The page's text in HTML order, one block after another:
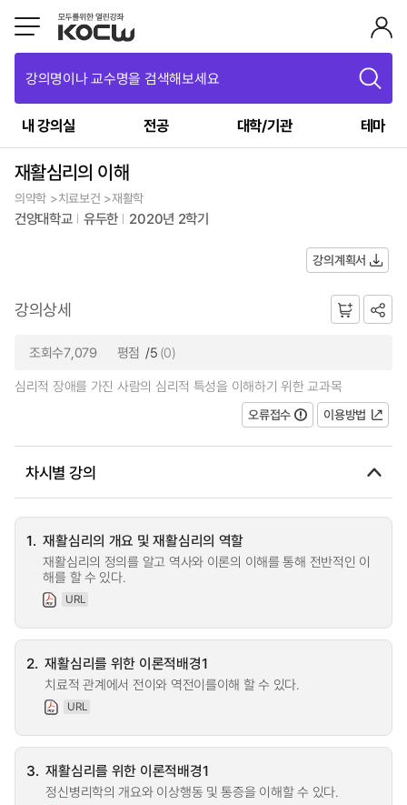
강의명이나 교수명을 검색해보세요
내 강의실 전공 대학/기관 테마
재활심리의 이해
의약학 >치료보건 >재활학
건양대학교 유두한 2020년 2학기
강의계획서
강의상세
조회수7,079 평점 /5 (0)
심리적 장애를 가진 사람의 심리적 특성을 이해하기 위한 교과목
오류접수
이용방법
차시별 강의
1. 재활심리의 개요 및 재활심리의 역할
재활심리의 정의를 알고 역사와 이론의 이해를 통해 전반적인 이
해를 할 수 있다.
URL
2. 재활심리를 위한 이론적배경1
치료적 관계에서 전이와 역전이를이해 할 수 있다.
URL
3. 재활심리를 위한 이론적배경1
정신병리학의 개요와 이상행동 및 통증을 이해할 수 있다.